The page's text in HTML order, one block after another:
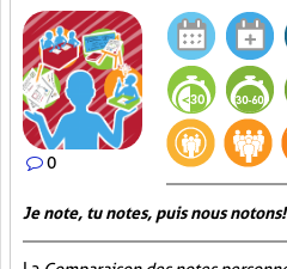
0
Je note, tu notes, puis nous notons!